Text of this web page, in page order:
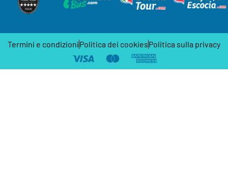
Termini e condizioniPolitica dei cookiesPolitica sulla privacy